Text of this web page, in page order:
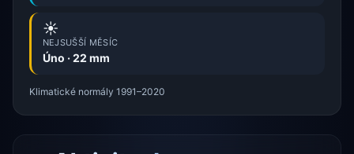
☀️
NEJSUŠŠÍ MĚSÍC
Úno · 22 mm
Klimatické normály 1991–2020